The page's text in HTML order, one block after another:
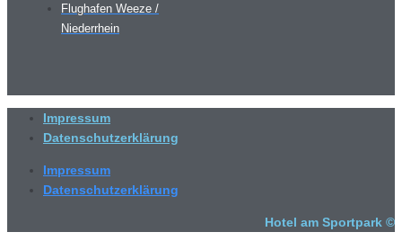
Flughafen Weeze /
Niederrhein
Impressum
Datenschutzerklärung
Impressum
Datenschutzerklärung
Hotel am Sportpark ©